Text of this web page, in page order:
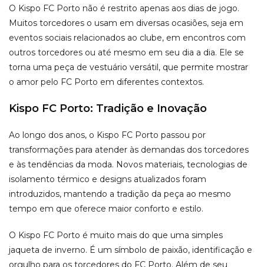
O Kispo FC Porto não é restrito apenas aos dias de jogo.
Muitos torcedores o usam em diversas ocasiões, seja em
eventos sociais relacionados ao clube, em encontros com
outros torcedores ou até mesmo em seu dia a dia. Ele se
torna uma peça de vestuário versátil, que permite mostrar
o amor pelo FC Porto em diferentes contextos.
Kispo FC Porto: Tradição e Inovação
Ao longo dos anos, o Kispo FC Porto passou por
transformações para atender às demandas dos torcedores
e às tendências da moda. Novos materiais, tecnologias de
isolamento térmico e designs atualizados foram
introduzidos, mantendo a tradição da peça ao mesmo
tempo em que oferece maior conforto e estilo.
O Kispo FC Porto é muito mais do que uma simples
jaqueta de inverno. É um símbolo de paixão, identificação e
orgulho para os torcedores do FC Porto. Além de seu